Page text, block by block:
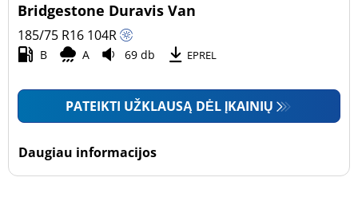
Bridgestone Duravis Van
185/75 R16 104R
B A 69 db EPREL
PATEIKTI UŽKLAUSĄ DĖL ĮKAINIŲ
Daugiau informacijos